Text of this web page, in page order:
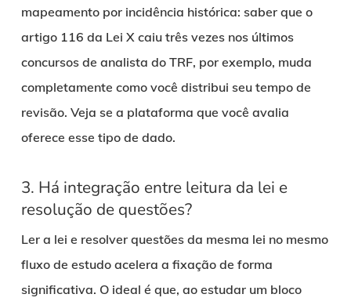
mapeamento por incidência histórica: saber que o
artigo 116 da Lei X caiu três vezes nos últimos
concursos de analista do TRF, por exemplo, muda
completamente como você distribui seu tempo de
revisão. Veja se a plataforma que você avalia
oferece esse tipo de dado.
3. Há integração entre leitura da lei e
resolução de questões?
Ler a lei e resolver questões da mesma lei no mesmo
fluxo de estudo acelera a fixação de forma
significativa. O ideal é que, ao estudar um bloco